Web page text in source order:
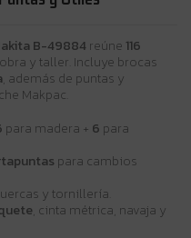
B-49884 reúne 116
y taller. Incluye brocas
, además de puntas y
Makpac.
para madera + 6 para
para cambios
y tornillería.
, cinta métrica, navaja y